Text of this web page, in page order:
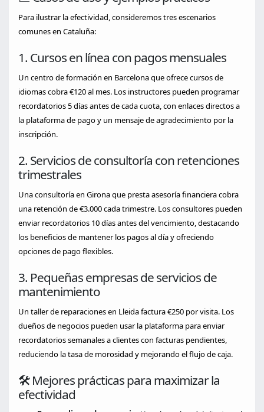
Para ilustrar la efectividad, consideremos tres escenarios
comunes en Cataluña:
1. Cursos en línea con pagos mensuales
Un centro de formación en Barcelona que ofrece cursos de
idiomas cobra €120 al mes. Los instructores pueden programar
recordatorios 5 días antes de cada cuota, con enlaces directos a
la plataforma de pago y un mensaje de agradecimiento por la
inscripción.
2. Servicios de consultoría con retenciones
trimestrales
Una consultoría en Girona que presta asesoría financiera cobra
una retención de €3.000 cada trimestre. Los consultores pueden
enviar recordatorios 10 días antes del vencimiento, destacando
los beneficios de mantener los pagos al día y ofreciendo
opciones de pago flexibles.
3. Pequeñas empresas de servicios de
mantenimiento
Un taller de reparaciones en Lleida factura €250 por visita. Los
dueños de negocios pueden usar la plataforma para enviar
recordatorios semanales a clientes con facturas pendientes,
reduciendo la tasa de morosidad y mejorando el flujo de caja.
🛠️ Mejores prácticas para maximizar la
efectividad